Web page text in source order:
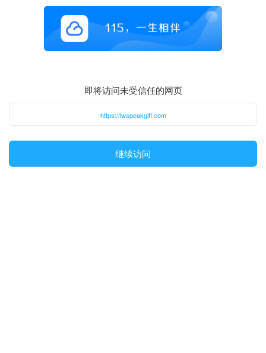
即将访问未受信任的网页
https://lwspeakgift.com
继续访问